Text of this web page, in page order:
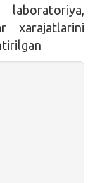
xarajatlarini